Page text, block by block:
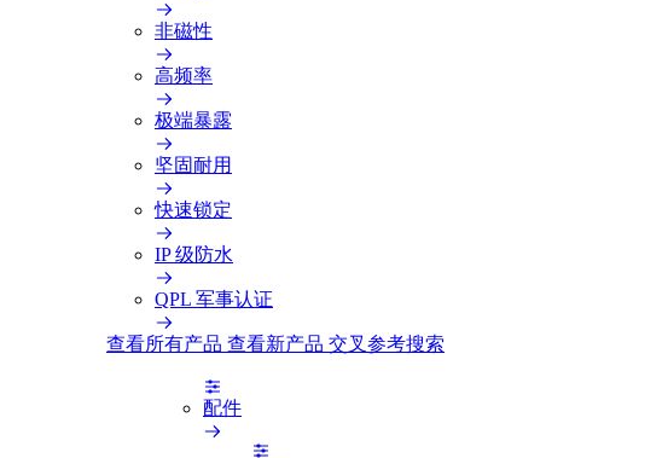
非磁性
高频率
极端暴露
坚固耐用
快速锁定
IP 级防水
QPL 军事认证
查看所有产品 查看新产品 交叉参考搜索
配件